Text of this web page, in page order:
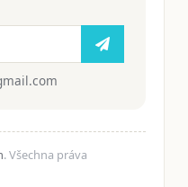
. Všechna práva